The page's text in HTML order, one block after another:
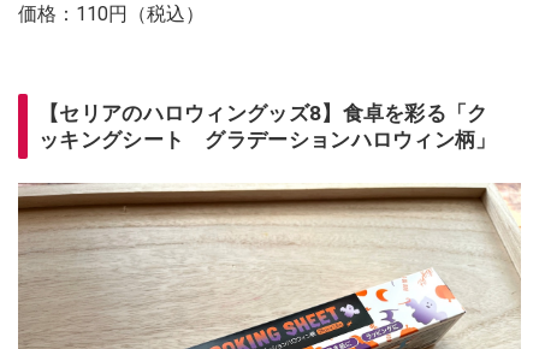
価格：110円（税込）
【セリアのハロウィングッズ8】食卓を彩る「ク
ッキングシート グラデーションハロウィン柄」